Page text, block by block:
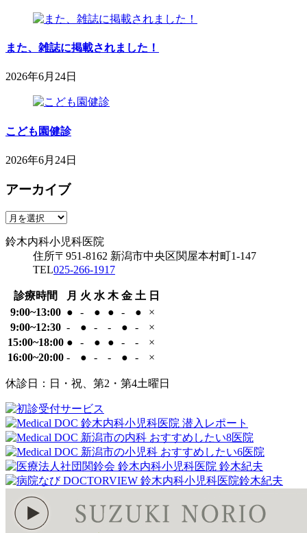
月
日
科
児
また、雑誌に掲載されました！
2026年6月24日
月
日
科
児
医
こども園健診
2026年6月24日
年
月
24
日
木
科
児
院
アーカイブ
ア
カ
鈴木内科小児科医院
住所〒951-8162 新潟市中央区関屋本村町1-147
TEL025-266-1917
診療時間 月 火 水 木 金 土 日
9:00~13:00 ● - ● ● - ●
×
9:00~12:30 - ● - - ● -
×
15:00~18:00 ● - ● ● - -
×
16:00~20:00 - ● - - ● - ×
休診日：日・祝、第2・第4土曜日